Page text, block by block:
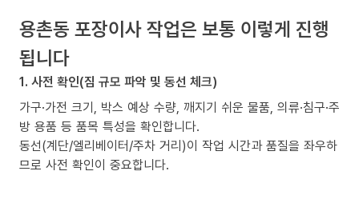
용촌동 포장이사 작업은 보통 이렇게 진행
됩니다
1. 사전 확인(짐 규모 파악 및 동선 체크)
가구·가전 크기, 박스 예상 수량, 깨지기 쉬운 물품, 의류·침구·주
방 용품 등 품목 특성을 확인합니다.
동선(계단/엘리베이터/주차 거리)이 작업 시간과 품질을 좌우하
므로 사전 확인이 중요합니다.